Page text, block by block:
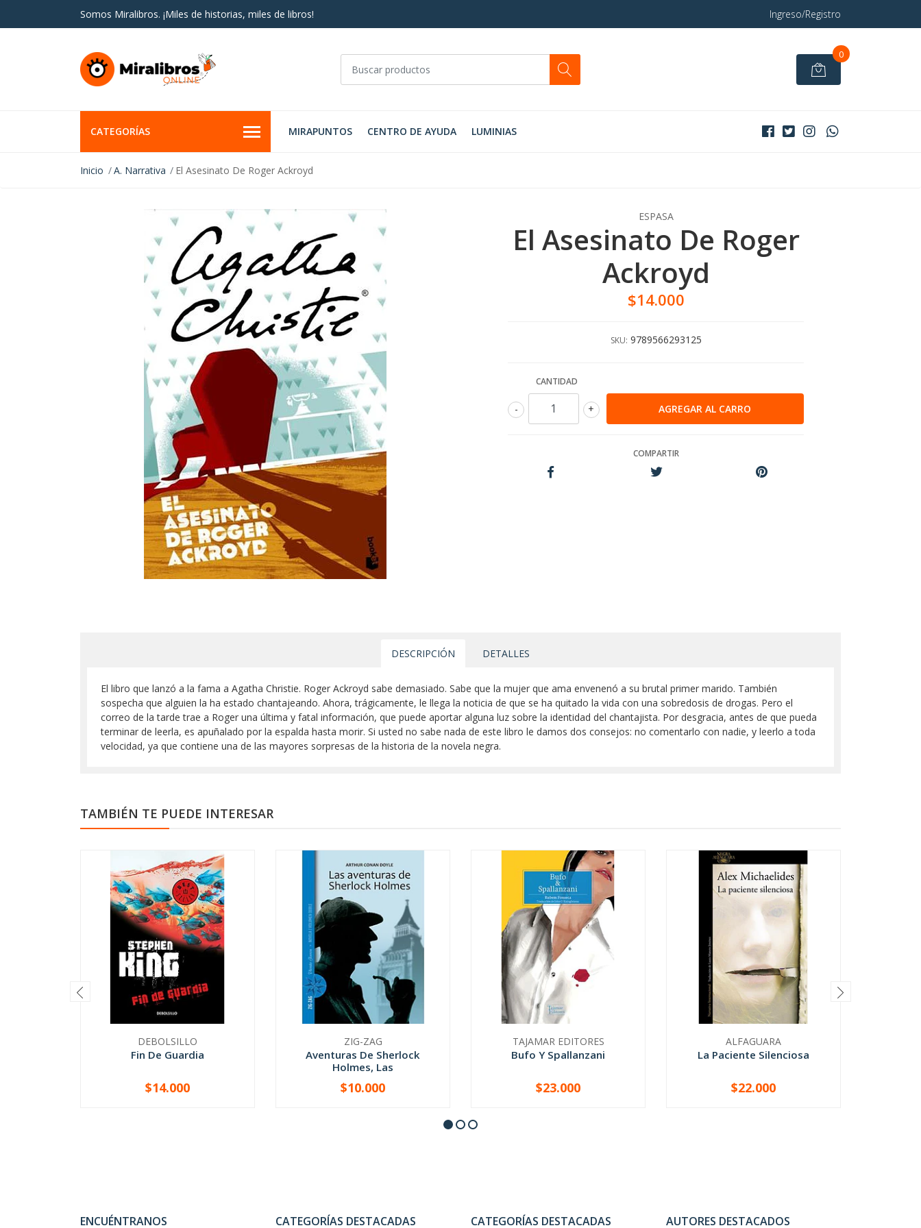
Somos Miralibros. ¡Miles de historias, miles de libros! Ingreso/Registro
0
CATEGORÍAS MIRAPUNTOS CENTRO DE AYUDA LUMINIAS
Inicio A. Narrativa El Asesinato De Roger Ackroyd
ESPASA
El Asesinato De Roger
Ackroyd
$14.000
SKU: 9789566293125
CANTIDAD
+
-
COMPARTIR
DESCRIPCIÓN DETALLES
El libro que lanzó a la fama a Agatha Christie. Roger Ackroyd sabe demasiado. Sabe que la mujer que ama envenenó a su brutal primer marido. También
sospecha que alguien la ha estado chantajeando. Ahora, trágicamente, le llega la noticia de que se ha quitado la vida con una sobredosis de drogas. Pero el
correo de la tarde trae a Roger una última y fatal información, que puede aportar alguna luz sobre la identidad del chantajista. Por desgracia, antes de que pueda
terminar de leerla, es apuñalado por la espalda hasta morir. Si usted no sabe nada de este libro le damos dos consejos: no comentarlo con nadie, y leerlo a toda
velocidad, ya que contiene una de las mayores sorpresas de la historia de la novela negra.
TAMBIÉN TE PUEDE INTERESAR
DEBOLSILLO
Fin De Guardia
+
$14.000
ZIG-ZAG
Aventuras De Sherlock
Holmes, Las
+
$10.000
TAJAMAR EDITORES
Bufo Y Spallanzani
+
$23.000
ALFAGUARA
La Paciente Silenciosa
+
$22.000
ENCUÉNTRANOS CATEGORÍAS DESTACADAS CATEGORÍAS DESTACADAS AUTORES DESTACADOS